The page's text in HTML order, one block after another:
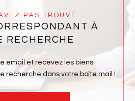
PAS TROUVÉ
À
RECHERCHE
email et recevez les biens
recherche dans votre boîte mail !